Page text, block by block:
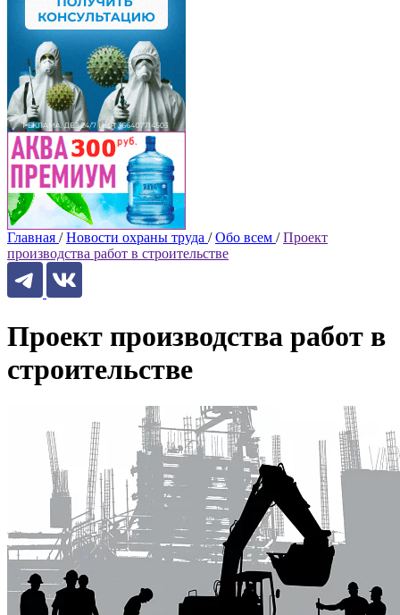
Главная / Новости охраны труда / Обо всем / Проект
производства работ в строительстве
Проект производства работ в
строительстве